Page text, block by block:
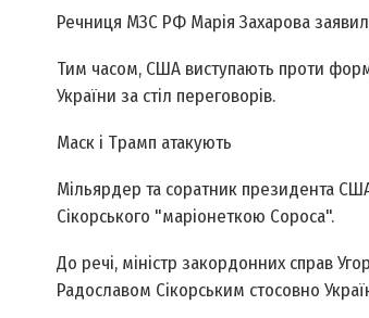
Речниця МЗС РФ Марія Захарова
Тим часом, США виступають проти
України за стіл переговорів.
Маск і Трамп атакують
Мільярдер та соратник президента
Сікорського "маріонеткою Сороса".
До речі, міністр закордонних справ
Радославом Сікорським стосовно